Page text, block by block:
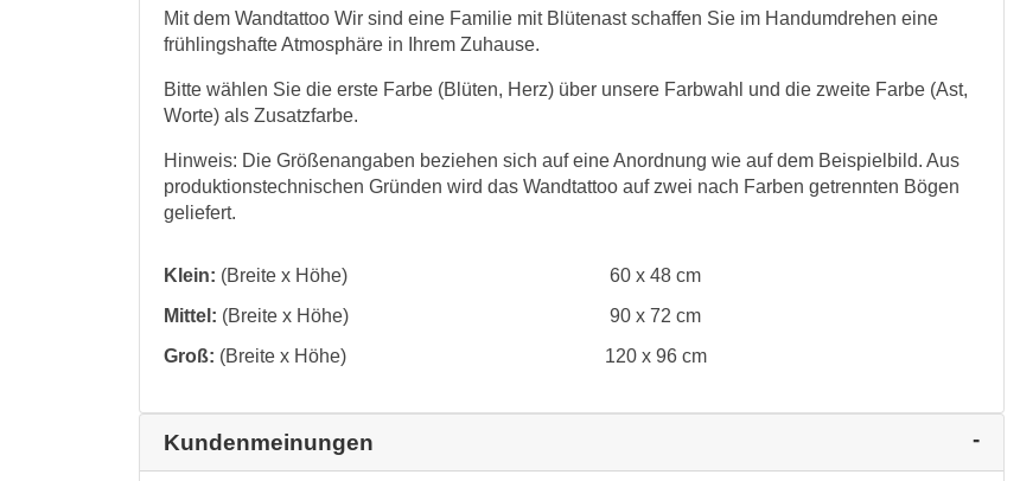
Mit dem Wandtattoo Wir sind eine Familie mit Blütenast schaffen Sie im Handumdrehen eine
frühlingshafte Atmosphäre in Ihrem Zuhause.
Bitte wählen Sie die erste Farbe (Blüten, Herz) über unsere Farbwahl und die zweite Farbe (Ast,
Worte) als Zusatzfarbe.
Hinweis: Die Größenangaben beziehen sich auf eine Anordnung wie auf dem Beispielbild. Aus
produktionstechnischen Gründen wird das Wandtattoo auf zwei nach Farben getrennten Bögen
geliefert.
Klein: (Breite x Höhe)
60 x 48 cm
Mittel: (Breite x Höhe)
90 x 72 cm
Groß: (Breite x Höhe) 120 x 96 cm
Kundenmeinungen